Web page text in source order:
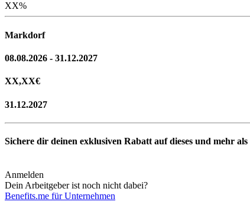
XX%
Markdorf
08.08.2026 - 31.12.2027
XX,XX€
31.12.2027
Sichere dir deinen exklusiven Rabatt auf dieses und mehr als
Anmelden
Dein Arbeitgeber ist noch nicht dabei?
Benefits.me für Unternehmen